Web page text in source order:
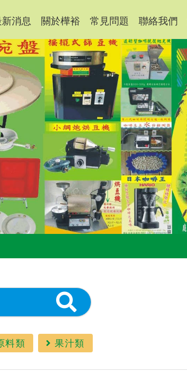
消息 關於樺裕 常見問題 聯絡我們
料類 果汁類